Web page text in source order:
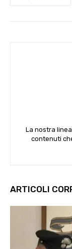
La nostra
contenuti
ARTICOLI